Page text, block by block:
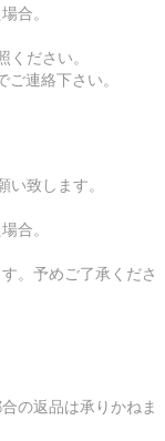
合。
ださい。
連絡下さい。
致します。
合。
。予めご了承くださ
の返品は承りかねま